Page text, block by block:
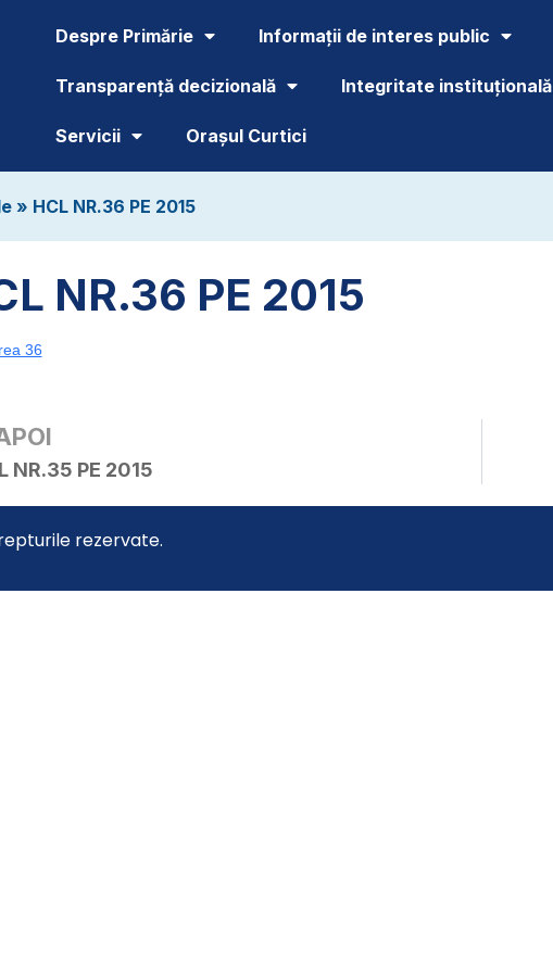
Despre Primărie Informații de interes public
Transparență decizională Integritate instituțională
Servicii Orașul Curtici
» HCL NR.36 PE 2015
NR.36 PE 2015
36
NR.35 PE 2015
rezervate.